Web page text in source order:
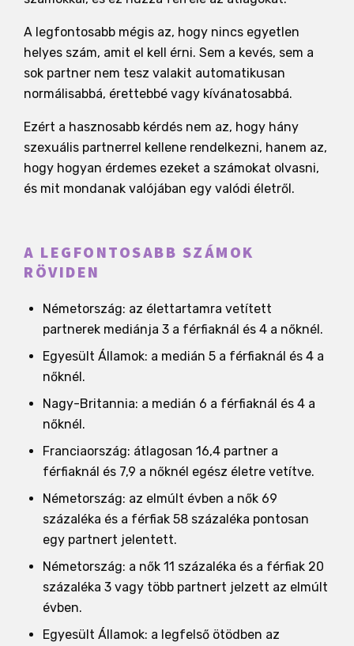
A legfontosabb mégis az, hogy nincs egyetlen
helyes szám, amit el kell érni. Sem a kevés, sem a
sok partner nem tesz valakit automatikusan
normálisabbá, érettebbé vagy kívánatosabbá.
Ezért a hasznosabb kérdés nem az, hogy hány
szexuális partnerrel kellene rendelkezni, hanem az,
hogy hogyan érdemes ezeket a számokat olvasni,
és mit mondanak valójában egy valódi életről.
A LEGFONTOSABB SZÁMOK
RÖVIDEN
Németország: az élettartamra vetített
partnerek mediánja 3 a férfiaknál és 4 a nőknél.
Egyesült Államok: a medián 5 a férfiaknál és 4 a
nőknél.
Nagy-Britannia: a medián 6 a férfiaknál és 4 a
nőknél.
Franciaország: átlagosan 16,4 partner a
férfiaknál és 7,9 a nőknél egész életre vetítve.
Németország: az elmúlt évben a nők 69
százaléka és a férfiak 58 százaléka pontosan
egy partnert jelentett.
Németország: a nők 11 százaléka és a férfiak 20
százaléka 3 vagy több partnert jelzett az elmúlt
évben.
Egyesült Államok: a legfelső ötödben az